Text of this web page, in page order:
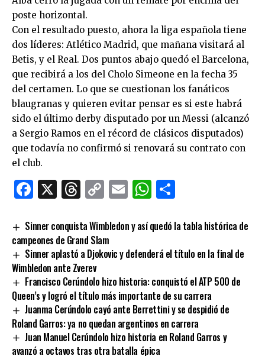
poste horizontal.
Con el resultado puesto, ahora la liga española tiene
dos líderes: Atlético Madrid, que mañana visitará al
Betis, y el Real. Dos puntos abajo quedó el Barcelona,
que recibirá a los del Cholo Simeone en la fecha 35
del certamen. Lo que se cuestionan los fanáticos
blaugranas y quieren evitar pensar es si este habrá
sido el último derby disputado por un Messi (alcanzó
a Sergio Ramos en el récord de clásicos disputados)
que todavía no confirmó si renovará su contrato con
el club.
Facebook
X Threads
CopyEmailWhatsApp
Sinner conquista Wimbledon y así quedó la tabla histórica de
campeones de Grand Slam
Sinner aplastó a Djokovic y defenderá el título en la final de
Wimbledon ante Zverev
Francisco Cerúndolo hizo historia: conquistó el ATP 500 de
Queen’s y logró el título más importante de su carrera
Juanma Cerúndolo cayó ante Berrettini y se despidió de
Roland Garros: ya no quedan argentinos en carrera
Juan Manuel Cerúndolo hizo historia en Roland Garros y
avanzó a octavos tras otra batalla épica